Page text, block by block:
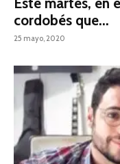
cordobés que...
25 mayo, 2020